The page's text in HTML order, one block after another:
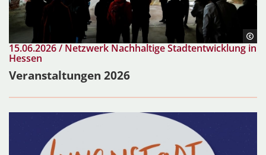
15.06.2026 / Netzwerk Nachhaltige Stadtentwicklung in
Hessen
Veranstaltungen 2026